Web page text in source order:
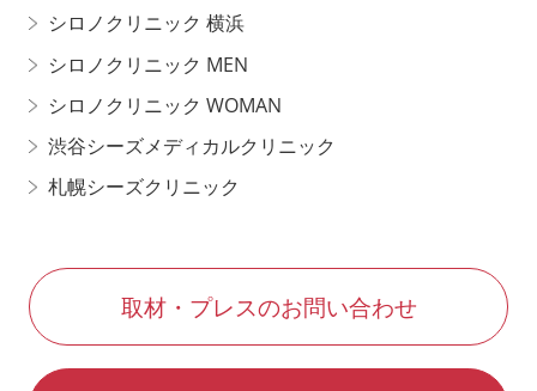
シロノクリニック 横浜
シロノクリニック MEN
シロノクリニック WOMAN
渋谷シーズメディカルクリニック
札幌シーズクリニック
取材・プレスのお問い合わせ